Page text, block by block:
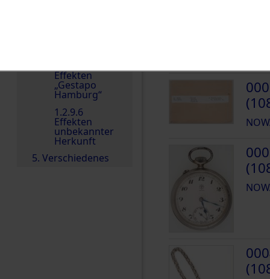
Effekten
„Gestapo
Hamburg“
1.2.9.6
Effekten
unbekannter
Herkunft
5. Verschiedenes